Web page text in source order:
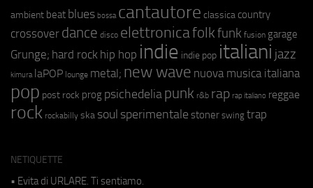
ambient beat blues bossa cantautore classica country
crossover dance disco elettronicafolkfunk fusion garage
Grunge; hard rock hip hop indie indie pop italiani jazz
kimura laPOP lounge metal; new wave nuova musica italiana
pop post rock prog psichedeliapunk r&b rap rap italiano reggae
rock rockabilly ska soul sperimentale stoner swing trap
NETIQUETTE
• Evita di URLARE. Ti sentiamo.